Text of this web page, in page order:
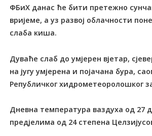
ФБиХ данас ће бити претежно
вријеме, а уз развој облачности
слаба киша.
Дуваће слаб до умјерен вјетар,
на југу умјерена и појачана бура,
Републичког хидрометеоролошког
Дневна температура ваздуха од 27
предјелима од 24 степена